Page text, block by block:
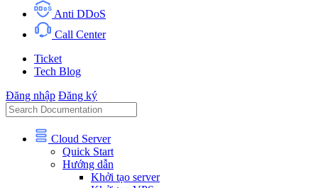
Anti DDoS
Call Center
Ticket
Tech Blog
Đăng nhập Đăng ký
Cloud Server
Quick Start
Hướng dẫn
Khởi tạo server